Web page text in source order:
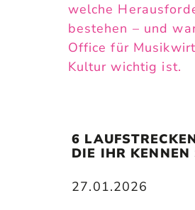
welche
bestehen – und
Office für
Kultur wichtig ist.
6
DIE IHR KENNEN
27.01.2026